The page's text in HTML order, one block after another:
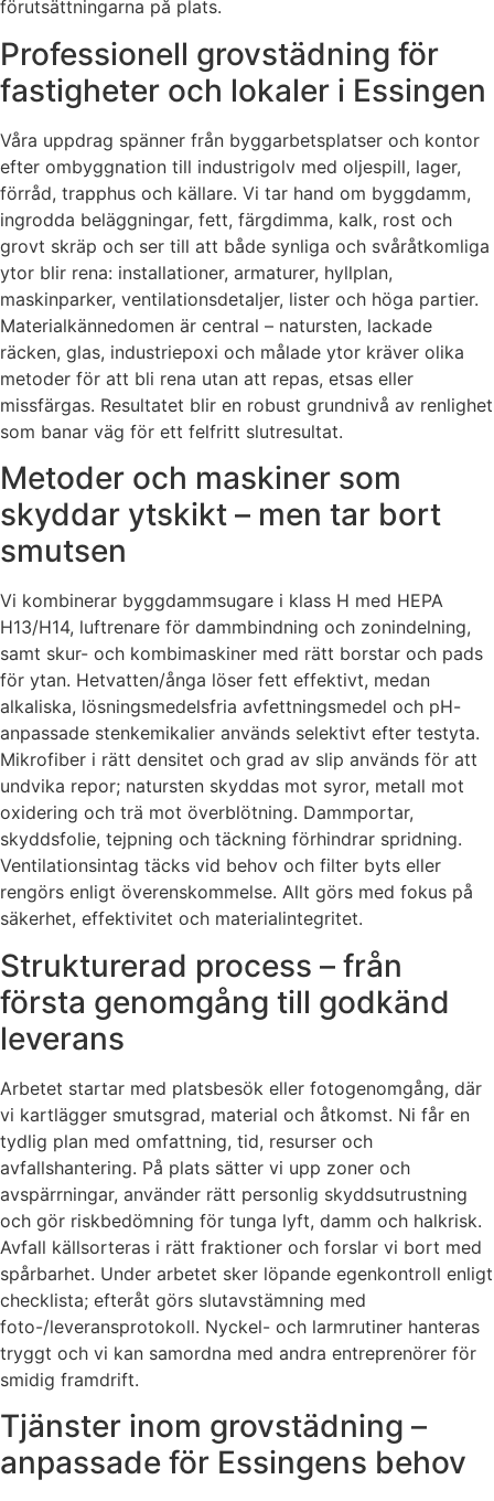
förutsättningarna på plats.
Professionell grovstädning för
fastigheter och lokaler i Essingen
Våra uppdrag spänner från byggarbetsplatser och kontor
efter ombyggnation till industrigolv med oljespill, lager,
förråd, trapphus och källare. Vi tar hand om byggdamm,
ingrodda beläggningar, fett, färgdimma, kalk, rost och
grovt skräp och ser till att både synliga och svåråtkomliga
ytor blir rena: installationer, armaturer, hyllplan,
maskinparker, ventilationsdetaljer, lister och höga partier.
Materialkännedomen är central – natursten, lackade
räcken, glas, industriepoxi och målade ytor kräver olika
metoder för att bli rena utan att repas, etsas eller
missfärgas. Resultatet blir en robust grundnivå av renlighet
som banar väg för ett felfritt slutresultat.
Metoder och maskiner som
skyddar ytskikt – men tar bort
smutsen
Vi kombinerar byggdammsugare i klass H med HEPA
H13/H14, luftrenare för dammbindning och zonindelning,
samt skur- och kombimaskiner med rätt borstar och pads
för ytan. Hetvatten/ånga löser fett effektivt, medan
alkaliska, lösningsmedelsfria avfettningsmedel och pH-
anpassade stenkemikalier används selektivt efter testyta.
Mikrofiber i rätt densitet och grad av slip används för att
undvika repor; natursten skyddas mot syror, metall mot
oxidering och trä mot överblötning. Dammportar,
skyddsfolie, tejpning och täckning förhindrar spridning.
Ventilationsintag täcks vid behov och filter byts eller
rengörs enligt överenskommelse. Allt görs med fokus på
säkerhet, effektivitet och materialintegritet.
Strukturerad process – från
första genomgång till godkänd
leverans
Arbetet startar med platsbesök eller fotogenomgång, där
vi kartlägger smutsgrad, material och åtkomst. Ni får en
tydlig plan med omfattning, tid, resurser och
avfallshantering. På plats sätter vi upp zoner och
avspärrningar, använder rätt personlig skyddsutrustning
och gör riskbedömning för tunga lyft, damm och halkrisk.
Avfall källsorteras i rätt fraktioner och forslar vi bort med
spårbarhet. Under arbetet sker löpande egenkontroll enligt
checklista; efteråt görs slutavstämning med
foto-/leveransprotokoll. Nyckel- och larmrutiner hanteras
tryggt och vi kan samordna med andra entreprenörer för
smidig framdrift.
Tjänster inom grovstädning –
anpassade för Essingens behov